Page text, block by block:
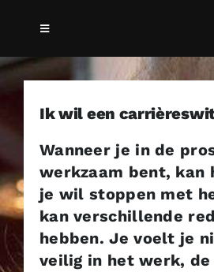
inhoud
Toggle
Home
Over ons
Ik zoek ondersteuning
Ik zoek informatie
Ik wil een
Wanneer je in de
werkzaam bent, kan
je wil stoppen met
kan verschillende
hebben. Je voelt je
veilig in het werk, de